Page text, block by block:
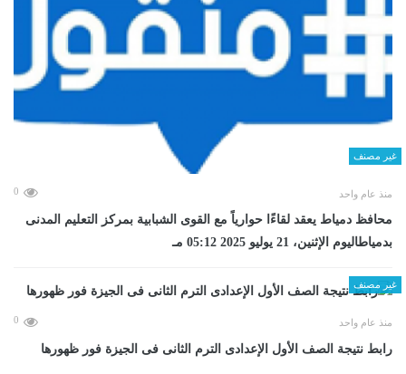
غير مصنف
منذ عام واحد 0
محافظ دمياط يعقد لقاءًا حوارياً مع القوى الشبابية بمركز التعليم المدنى
بدمياطاليوم الإثنين، 21 يوليو 2025 05:12 مـ
غير مصنف
منذ عام واحد 0
رابط نتيجة الصف الأول الإعدادى الترم الثانى فى الجيزة فور ظهورها